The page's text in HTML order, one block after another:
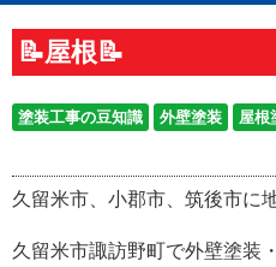
📝屋根📝
塗装工事の豆知識 外壁塗装 屋根
久留米市、小郡市、筑後市に
久留米市諏訪野町で外壁塗装